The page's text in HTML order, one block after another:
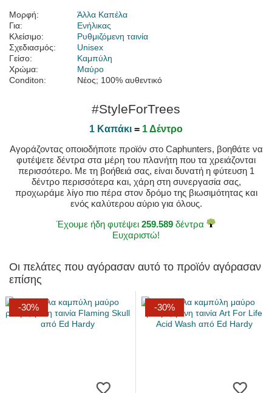
Μορφή:
Άλλα Καπέλα
Για:
Ενήλικας
Κλείσιμο:
Ρυθμιζόμενη ταινία
Σχεδιασμός:
Unisex
Γείσο:
Καμπύλη
Χρώμα:
Μαύρο
Conditon:
Νέος; 100% αυθεντικό
#StyleForTrees
1 Καπάκι = 1 Δέντρο
Αγοράζοντας οποιοδήποτε προϊόν στο Caphunters, βοηθάτε να
φυτέψετε δέντρα στα μέρη του πλανήτη που τα χρειάζονται
περισσότερο. Με τη βοήθειά σας, είναι δυνατή η φύτευση 1
δέντρο περισσότερα και, χάρη στη συνεργασία σας,
προχωράμε λίγο πιο πέρα στον δρόμο της βιωσιμότητας και
ενός καλύτερου αύριο για όλους.
Έχουμε ήδη φυτέψει 259.589 δέντρα
Ευχαριστώ!
Οι πελάτες που αγόρασαν αυτό το προϊόν αγόρασαν
επίσης
-30% -30%